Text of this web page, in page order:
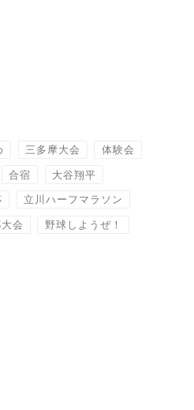
三多摩大会 体験会
合宿 大谷翔平
立川ハーフマラソン
会 野球しようぜ！